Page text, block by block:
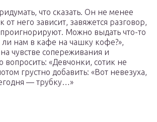
что сказать. Он не менее
от него зависит, завяжется разговор,
проигнорируют. Можно выдать что-то
ли нам в кафе на чашку кофе?»,
чувстве сопереживания и
«Девчонки, сотик не
грустно добавить: «Вот невезуха,
— трубку…»